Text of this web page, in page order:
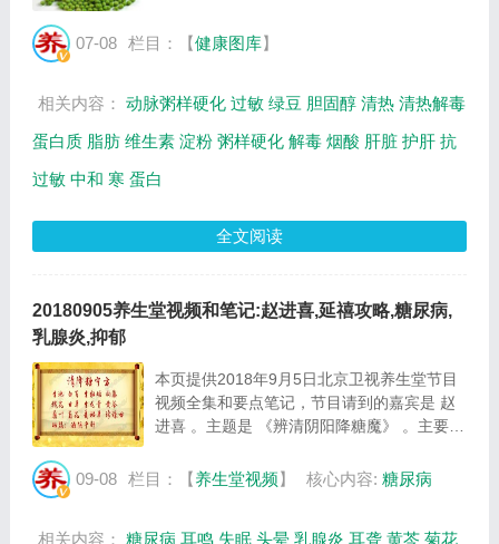
07-08 栏目：【健康图库】
相关内容： 动脉粥样硬化 过敏 绿豆 胆固醇 清热 清热解毒
蛋白质 脂肪 维生素 淀粉 粥样硬化 解毒 烟酸 肝脏 护肝 抗
过敏 中和 寒 蛋白
全文阅读
20180905养生堂视频和笔记:赵进喜,延禧攻略,糖尿病,
乳腺炎,抑郁
本页提供2018年9月5日北京卫视养生堂节目
视频全集和要点笔记，节目请到的嘉宾是 赵
进喜 。主题是 《辨清阴阳降糖魔》 。主要介
容，百年养生网提供视频全集的在线观看和主
09-08 栏目：【养生堂视频】 核心内容: 糖尿病
相关内容： 糖尿病 耳鸣 失眠 头晕 乳腺炎 耳聋 黄芩 菊花